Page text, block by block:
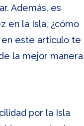
Además, es
en la Isla, ¿cómo
en este artículo te
la mejor manera
por la Isla